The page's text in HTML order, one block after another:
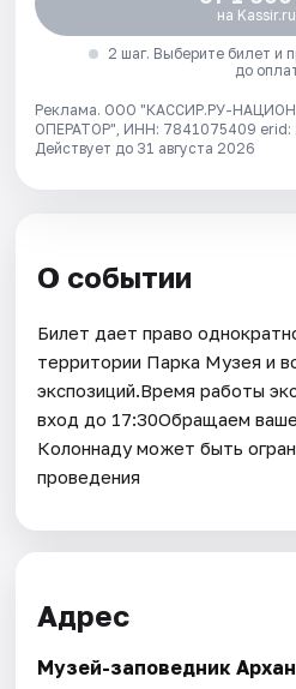
на Kassir.ru
2 шаг. Выберите билет и
до
Реклама. ООО "КАССИР.РУ-
ОПЕРАТОР", ИНН: 7841075409 erid:
Действует до 31 августа 2026
О событии
Билет дает право
территории Парка Музея и
экспозиций.Время работы
вход до 17:30Обращаем
Колоннаду может быть
проведения
Адрес
Музей-заповедник